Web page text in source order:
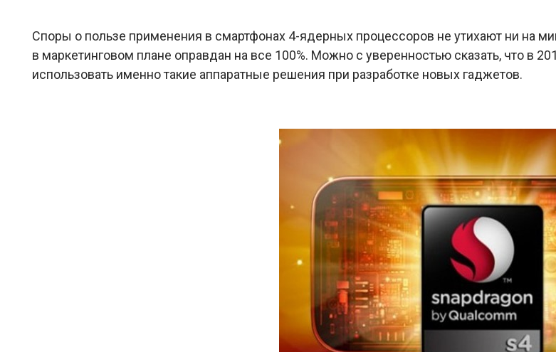
Споры о пользе применения в смартфонах 4-ядерных процессоров не утихают ни на
в маркетинговом плане оправдан на все 100%. Можно с уверенностью сказать, что в
использовать именно такие аппаратные решения при разработке новых гаджетов.